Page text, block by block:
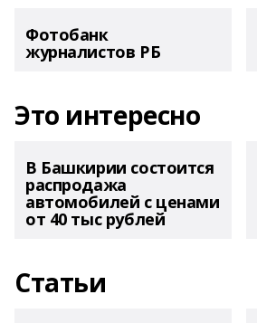
Фотобанк
журналистов РБ
Это интересно
В Башкирии состоится
распродажа
автомобилей с ценами
от 40 тыс рублей
Статьи